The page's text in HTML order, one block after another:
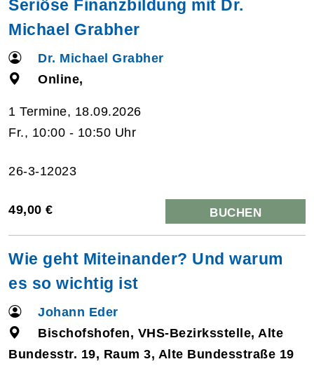
Seriöse Finanzbildung mit Dr.
Michael Grabher
Dr. Michael Grabher
Online,
1 Termine, 18.09.2026
Fr., 10:00 - 10:50 Uhr
26-3-12023
49,00 € BUCHEN
Wie geht Miteinander? Und warum
es so wichtig ist
Johann Eder
Bischofshofen, VHS-Bezirksstelle, Alte
Bundesstr. 19, Raum 3, Alte Bundesstraße 19